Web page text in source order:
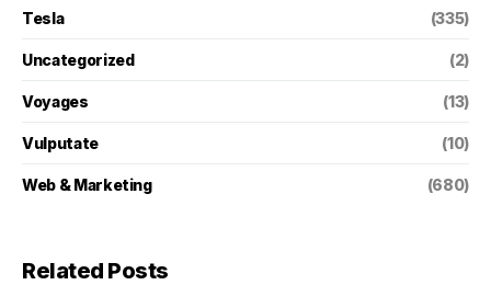
Tesla (335)
Uncategorized (2)
Voyages (13)
Vulputate (10)
Web & Marketing (680)
Related Posts